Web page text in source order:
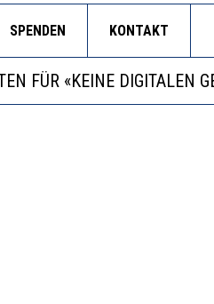
SPENDEN KONTAKT
IM
UND WILL WISSEN,
IM